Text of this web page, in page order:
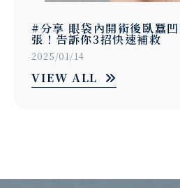
後臥蠶凹陷怎麼辦？別緊
速補救